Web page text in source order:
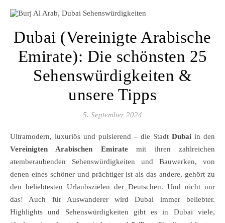
Dubai (Vereinigte Arabische
Emirate): Die schönsten 25
Sehenswürdigkeiten &
unsere Tipps
5. September 2024
Ultramodern, luxuriös und pulsierend – die StadtDubai in den
Vereinigten Arabischen Emiratemit ihren zahlreichen
atemberaubenden Sehenswürdigkeiten und Bauwerken, von
denen eines schöner und prächtiger ist als das andere, gehört zu
den beliebtesten Urlaubszielen der Deutschen. Und nicht nur
das! Auch für Auswanderer wird Dubai immer beliebter.
Highlights und Sehenswürdigkeiten gibt es in Dubai viele,